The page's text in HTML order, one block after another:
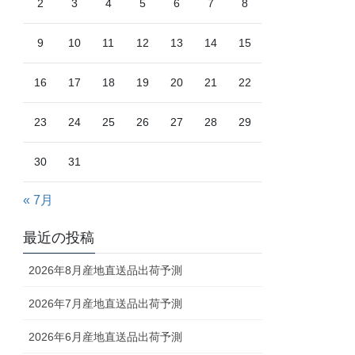
2 3 4 5 6 7 8
9 10 11 12 13 14 15
16 17 18 19 20 21 22
23 24 25 26 27 28 29
30 31
« 7月
最近の投稿
2026年8月産地直送品出荷予測
2026年7月産地直送品出荷予測
2026年6月産地直送品出荷予測